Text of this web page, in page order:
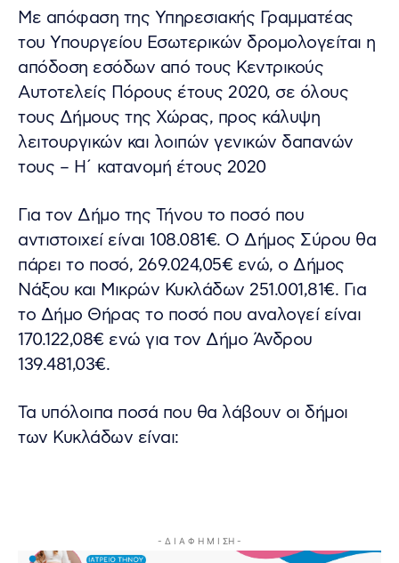
Με απόφαση της Υπηρεσιακής Γραμματέας
του Υπουργείου Εσωτερικών δρομολογείται η
απόδοση εσόδων από τους Κεντρικούς
Αυτοτελείς Πόρους έτους 2020, σε όλους
τους Δήμους της Χώρας, προς κάλυψη
λειτουργικών και λοιπών γενικών δαπανών
τους – Η΄ κατανομή έτους 2020
Για τον Δήμο της Τήνου το ποσό που
αντιστοιχεί είναι 108.081€. Ο Δήμος Σύρου θα
πάρει το ποσό, 269.024,05€ ενώ, ο Δήμος
Νάξου και Μικρών Κυκλάδων 251.001,81€. Για
το Δήμο Θήρας το ποσό που αναλογεί είναι
170.122,08€ ενώ για τον Δήμο Άνδρου
139.481,03€.
Τα υπόλοιπα ποσά που θα λάβουν οι δήμοι
των Κυκλάδων είναι:
- Δ Ι Α Φ Η Μ Ι ΣΗ -